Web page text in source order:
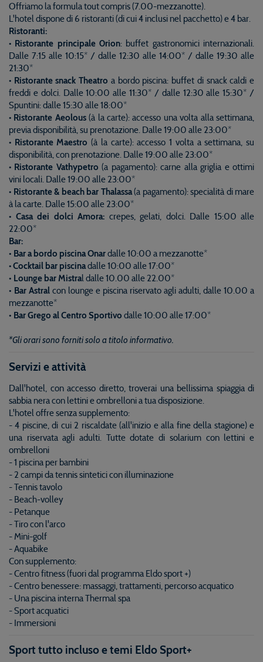
Offriamo la formula tout compris (7.00-mezzanotte).
L'hotel dispone di 6 ristoranti (di cui 4 inclusi nel pacchetto) e 4 bar.
Ristoranti:
• Ristorante principale Οrion: buffet gastronomici internazionali.
Dalle 7:15 alle 10:15* / dalle 12:30 alle 14:00* / dalle 19:30 alle
21:30*
• Ristorante snack Theatro a bordo piscina: buffet di snack caldi e
freddi e dolci. Dalle 10:00 alle 11:30* / dalle 12:30 alle 15:30* /
Spuntini: dalle 15:30 alle 18:00*
• Ristorante Aeolous(à la carte): accesso una volta alla settimana,
previa disponibilità, su prenotazione. Dalle 19:00 alle 23:00*
• Ristorante Maestro (à la carte): accesso 1 volta a settimana, su
disponibilità, con prenotazione. Dalle 19:00 alle 23:00*
• Ristorante Vathypetro (a pagamento): carne alla griglia e ottimi
vini locali. Dalle 19:00 alle 23:00*
• Ristorante & beach bar Thalassa(a pagamento): specialità di mare
à la carte. Dalle 15:00 alle 23:00*
• Casa dei dolci Amora: crepes, gelati, dolci. Dalle 15:00 alle
22:00*
Bar:
• Bar a bordo piscina Onardalle 10:00 a mezzanotte*
• Cocktail bar piscinadalle 10:00 alle 17:00*
• Lounge bar Mistral dalle 10.00 alle 22.00*
• Bar Astral con lounge e piscina riservato agli adulti, dalle 10.00 a
mezzanotte*
• Bar Grego al Centro Sportivo dalle 10:00 alle 17:00*
*Gli orari sono forniti solo a titolo informativo.
Servizi e attività
Dall'hotel, con accesso diretto, troverai una bellissima spiaggia di
sabbia nera con lettini e ombrelloni a tua disposizione.
L'hotel offre senza supplemento:
- 4 piscine, di cui 2 riscaldate (all'inizio e alla fine della stagione) e
una riservata agli adulti. Tutte dotate di solarium con lettini e
ombrelloni
- 1 piscina per bambini
- 2 campi da tennis sintetici con illuminazione
- Tennis tavolo
- Beach-volley
- Petanque
- Tiro con l'arco
- Mini-golf
- Aquabike
Con supplemento:
- Centro fitness (fuori dal programma Eldo sport +)
- Centro benessere: massaggi, trattamenti, percorso acquatico
- Una piscina interna Thermal spa
- Sport acquatici
- Immersioni
Sport tutto incluso e temi Eldo Sport+